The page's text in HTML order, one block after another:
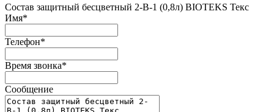
Состав защитный бесцветный 2-В-1 (0,8л) BIOTEKS Текс
Имя*
Телефон*
Время звонка*
Сообщение